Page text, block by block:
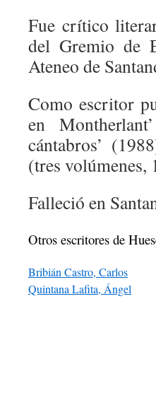
Fue crítico
del Gremio de
Ateneo de
Como escritor
en
cántabros’
(tres volúmenes,
Falleció en
Otros escritores de
Bribián Castro, Carlos
Quintana Lafita, Ángel